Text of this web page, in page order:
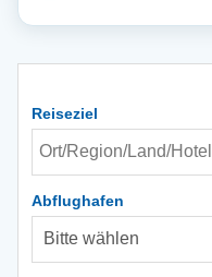
Reiseziel
Abflughafen